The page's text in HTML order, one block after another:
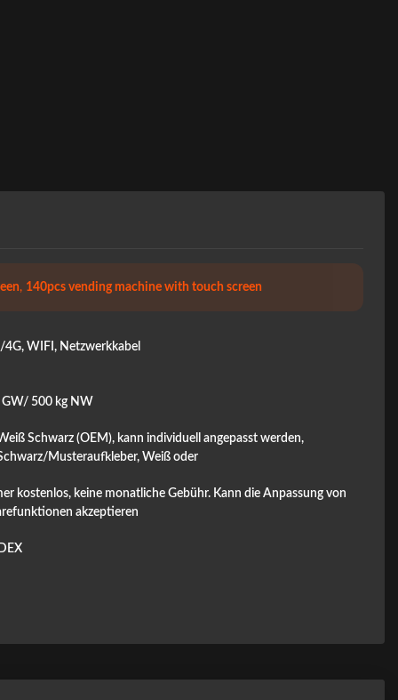
, 140pcs vending machine with touch screen
WIFI, Netzwerkkabel
GW/ 500 kg NW
Schwarz (OEM), kann individuell angepasst werden,
Musteraufkleber, Weiß oder
kostenlos, keine monatliche Gebühr. Kann die Anpassung von
akzeptieren